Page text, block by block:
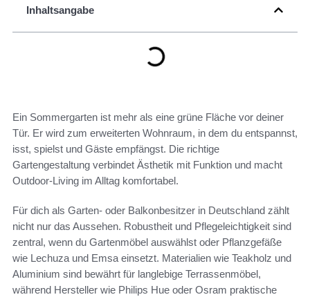
Inhaltsangabe
Ein Sommergarten ist mehr als eine grüne Fläche vor deiner
Tür. Er wird zum erweiterten Wohnraum, in dem du entspannst,
isst, spielst und Gäste empfängst. Die richtige
Gartengestaltung verbindet Ästhetik mit Funktion und macht
Outdoor-Living im Alltag komfortabel.
Für dich als Garten- oder Balkonbesitzer in Deutschland zählt
nicht nur das Aussehen. Robustheit und Pflegeleichtigkeit sind
zentral, wenn du Gartenmöbel auswählst oder Pflanzgefäße
wie Lechuza und Emsa einsetzt. Materialien wie Teakholz und
Aluminium sind bewährt für langlebige Terrassenmöbel,
während Hersteller wie Philips Hue oder Osram praktische